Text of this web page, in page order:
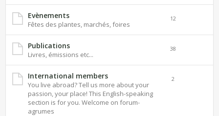
Evènements
Fêtes des plantes, marchés, foires
12
Publications
Livres, émissions etc...
38
International members
You live abroad? Tell us more about your
passion, your place! This English-speaking
section is for you. Welcome on forum-
agrumes
2